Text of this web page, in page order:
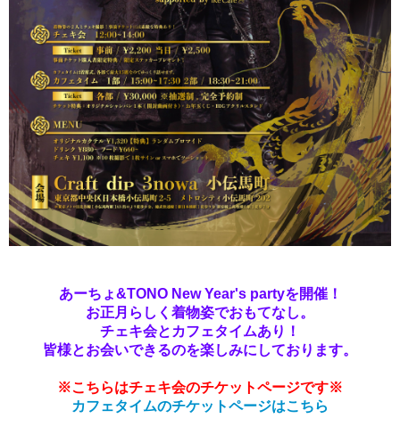
あーちょ&TONO New Year's partyを開催！
お正月らしく着物姿でおもてなし。
チェキ会とカフェタイムあり！
皆様とお会いできるのを楽しみにしております。
※こちらはチェキ会のチケットページです※
カフェタイムのチケットページはこちら